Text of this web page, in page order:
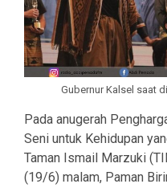
Gubernur Kalsel saat
Pada anugerah
Seni untuk Kehidupan
Taman Ismail Marzuki
(19/6) malam, Paman